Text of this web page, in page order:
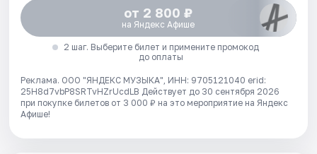
от 2 800 ₽
на Яндекс Афише
2 шаг. Выберите билет и примените промокод
до оплаты
Реклама. ООО "ЯНДЕКС МУЗЫКА", ИНН: 9705121040 erid:
25H8d7vbP8SRTvHZrUcdLB Действует до 30 сентября 2026
при покупке билетов от 3 000 ₽ на это мероприятие на Яндекс
Афише!